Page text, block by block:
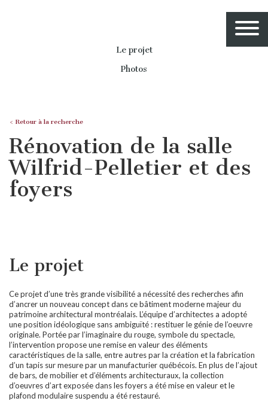
Le projet
Photos
< Retour à la recherche
Rénovation de la salle
Wilfrid-Pelletier et des
foyers
Le projet
Ce projet d’une très grande visibilité a nécessité des recherches afin
d’ancrer un nouveau concept dans ce bâtiment moderne majeur du
patrimoine architectural montréalais. L’équipe d’architectes a adopté
une position idéologique sans ambiguïté : restituer le génie de l’oeuvre
originale. Portée par l’imaginaire du rouge, symbole du spectacle,
l’intervention propose une remise en valeur des éléments
caractéristiques de la salle, entre autres par la création et la fabrication
d’un tapis sur mesure par un manufacturier québécois. En plus de l’ajout
de bars, de mobilier et d’éléments architecturaux, la collection
d’oeuvres d’art exposée dans les foyers a été mise en valeur et le
plafond modulaire suspendu a été restauré.